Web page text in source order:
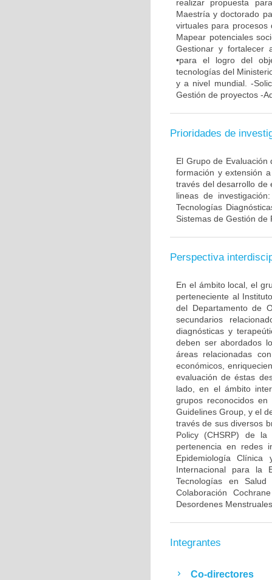
realizar propuesta
Maestría y doctorado
virtuales para procesos
Mapear potenciales
Gestionar y fortalecer
•para el logro del
tecnologías del
y a nivel mundial. -
Gestión de proyectos -
Prioridades de
El Grupo de Evaluación
formación y extensión
través del desarrollo de
lineas de
Tecnologías
Sistemas de Gestión de
Perspectiva
En el ámbito local, el
perteneciente al
del Departamento de
secundarios
diagnósticas y
deben ser abordados
áreas relacionadas
económicos,
evaluación de éstas
lado, en el ámbito
grupos reconocidos
Guidelines Group, y el
través de sus diversos
Policy (CHSRP) de
pertenencia en redes
Epidemiología
Internacional para la
Tecnologías en
Colaboración
Desordenes
Integrantes
Co-directores